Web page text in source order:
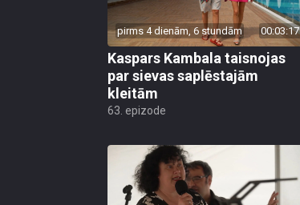
pirms 4 dienām, 6 stundām 00:03:17
Kaspars Kambala taisnojas
par sievas saplēstajām
kleitām
63. epizode